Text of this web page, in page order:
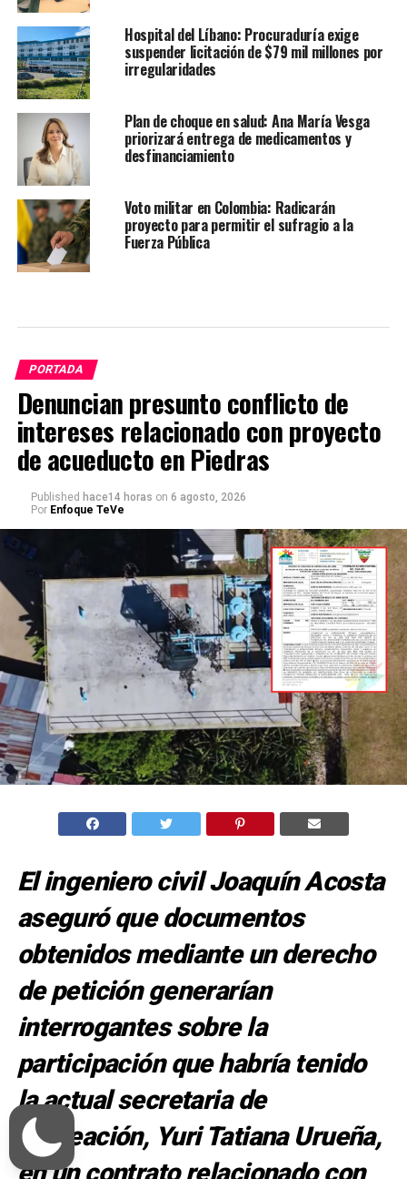
Hospital del Líbano: Procuraduría exige
suspender licitación de $79 mil millones por
irregularidades
Plan de choque en salud: Ana María Vesga
priorizará entrega de medicamentos y
desfinanciamiento
Voto militar en Colombia: Radicarán
proyecto para permitir el sufragio a la
Fuerza Pública
PORTADA
Denuncian presunto conflicto de
intereses relacionado con proyecto
de acueducto en Piedras
Published hace14 horas on 6 agosto, 2026
Por Enfoque TeVe
El ingeniero civil Joaquín Acosta
aseguró que documentos
obtenidos mediante un derecho
de petición generarían
interrogantes sobre la
participación que habría tenido
la actual secretaria de
Planeación, Yuri Tatiana Urueña,